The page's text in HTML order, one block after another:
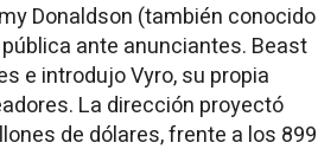
Donaldson (también conocido
ante anunciantes. Beast
e introdujo Vyro, su propia
La dirección proyectó
de dólares, frente a los 899